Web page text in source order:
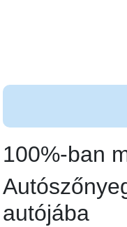
100%-ban
autójába